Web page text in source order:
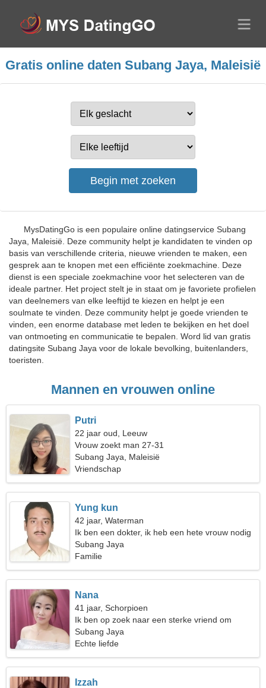
Gratis online daten Subang Jaya, Maleisië
MysDatingGo is een populaire online datingservice Subang
Jaya, Maleisië. Deze community helpt je kandidaten te vinden op
basis van verschillende criteria, nieuwe vrienden te maken, een
gesprek aan te knopen met een efficiënte zoekmachine. Deze
dienst is een speciale zoekmachine voor het selecteren van de
ideale partner. Het project stelt je in staat om je favoriete profielen
van deelnemers van elke leeftijd te kiezen en helpt je een
soulmate te vinden. Deze community helpt je goede vrienden te
vinden, een enorme database met leden te bekijken en het doel
van ontmoeting en communicatie te bepalen. Word lid van gratis
datingsite Subang Jaya voor de lokale bevolking, buitenlanders,
toeristen.
Mannen en vrouwen online
Putri
22 jaar oud, Leeuw
Vrouw zoekt man 27-31
Subang Jaya, Maleisië
Vriendschap
Yung kun
42 jaar, Waterman
Ik ben een dokter, ik heb een hete vrouw nodig
Subang Jaya
Familie
Nana
41 jaar, Schorpioen
Ik ben op zoek naar een sterke vriend om
samen te reizen
Subang Jaya
Echte liefde
Izzah